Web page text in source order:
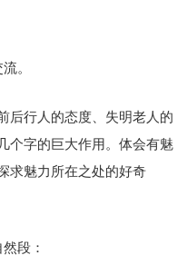
。
后行人的态度、失明老人的
个字的巨大作用。体会有魅
求魅力所在之处的好奇
段：